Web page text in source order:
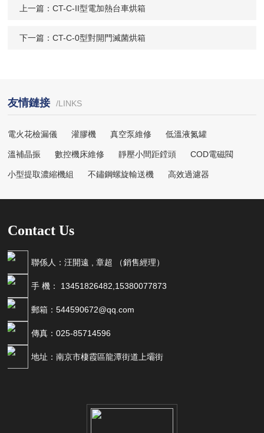
伯數字），如：三加四=7
上一篇：CT-C-II型電加熱台車烘箱
下一篇：CT-C-0型對開門滅菌烘箱
友情鏈接 /LINKS
電火花檢漏儀 灌膠機 真空泵維修 低溫液氮罐
溫補晶振 數控機床維修 靜壓小間距鏜頭 COD電磁閥
小型提取濃縮機組 不鏽鋼螺旋輸送機 高效過濾器
Contact Us
聯係人：汪開遠 , 章超 （銷售經理）
手 機： 13451826482,15380077873
郵箱：544590672@qq.com
傳真：025-85714596
地址：南京市棲霞區龍潭街道上壩街